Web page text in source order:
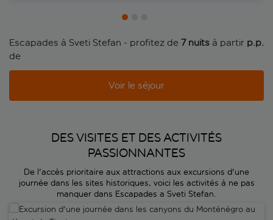
Escapades à Sveti Stefan - profitez de 7 nuits à partir
de
p.p.
Voir le séjour
DES VISITES ET DES ACTIVITÉS
PASSIONNANTES
De l'accès prioritaire aux attractions aux excursions d'une
journée dans les sites historiques, voici les activités à ne pas
manquer dans Escapades a Sveti Stefan.
Excursion d'une journée dans les canyons du Monténégro au